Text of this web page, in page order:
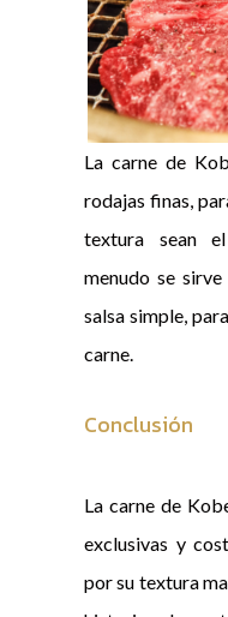
La carne de
rodajas finas,
textura sean
menudo se
salsa simple,
carne.
Conclusión
La carne de
exclusivas y
por su textura